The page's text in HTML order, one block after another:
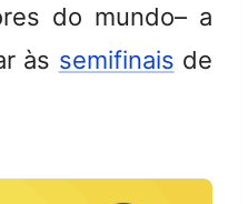
do mundo– a
às semifinais de